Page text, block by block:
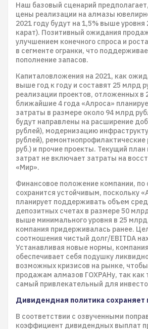
Наш базовый сценарий
цены реализации на алмазы
2021 году будут на 1,5% выше уровня
карат). Позитивный ожидания
улучшением конечного спроса и
в сегменте огранки, что
пополнение запасов.
Капиталовложения на 2021, как
выше год к году и составят 25 млрд
реализации проектов, отложенных в
ближайшие 4 года «Алроса»
затраты в размере около 94 млрд
будут направлены на расширение
рублей), модернизацию
рублей),
руб.) и прочие проекты. Текущий
затрат не включает затраты на
«Мир».
Финансовое положение компании,
сохранится устойчивым, поскольку
планирует поддерживать объем
депозитных счетах в размере 50
выше минимального уровня в 25 млрд
компания придерживалась ранее.
соотношения чистый долг/EBITDA
Устанавливая новые нормы,
обеспечивает себя подушку
возможных кризисов на рынке, чтобы
продажам алмазов ГОХРАНу, так как
самый привлекательный для
Дивидендная политика сохраняет
В соответствии с озвученными
коэффициент дивидендных выплат